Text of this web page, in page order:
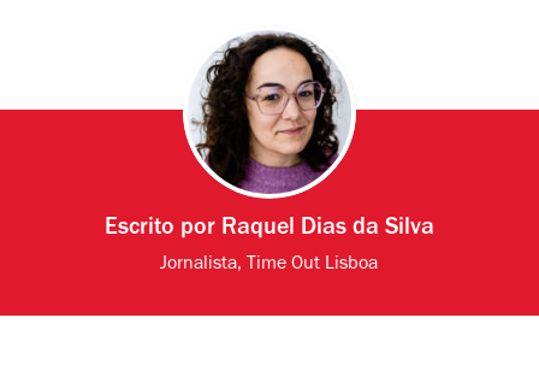
Escrito por Raquel Dias da Silva
Jornalista, Time Out Lisboa